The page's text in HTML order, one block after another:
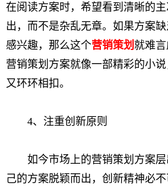
在阅读方案时，希望看到清晰的
出，而不是杂乱无章。如果方案
感兴趣，那么这个营销策划 就难
营销策划方案就像一部精彩的小
又环环相扣。
4、注重创新原则
如今市场上的营销策划方案层
己的方案脱颖而出，创新精神必